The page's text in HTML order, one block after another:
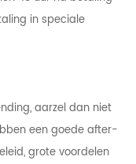
in speciale
aarzel dan niet
een goede after-
grote voordelen